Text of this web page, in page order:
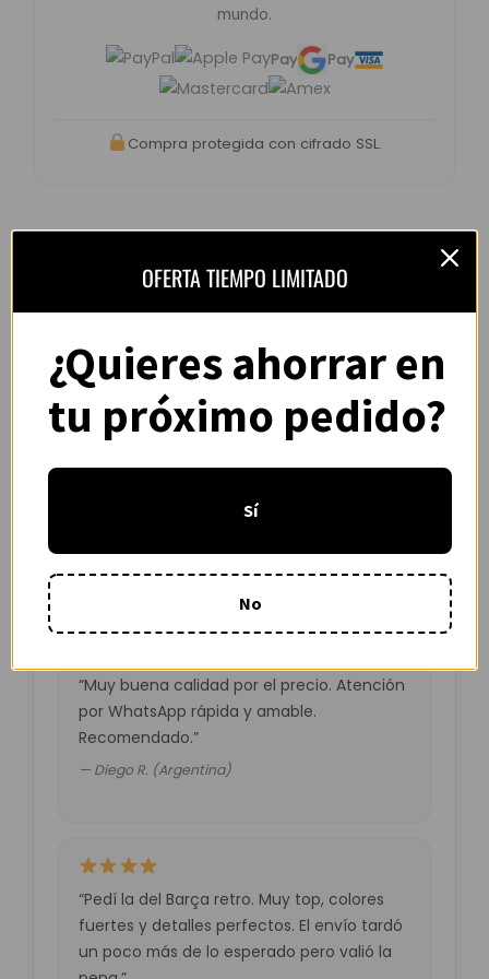
mundo.
Pay Pay
Compra protegida con cifrado SSL.
Opiniones de clientes –
CamisYou
4.8 / 5basado en
1.240
opiniones
“Camiseta mejor de lo esperado. El envío
tardó unos días pero llegó perfecta.
Volveré a comprar seguro.”
— Laura M. (España)
“Muy buena calidad por el precio. Atención
por WhatsApp rápida y amable.
Recomendado.”
— Diego R. (Argentina)
“Pedí la del Barça retro. Muy top, colores
fuertes y detalles perfectos. El envío tardó
un poco más de lo esperado pero valió la
OFERTA TIEMPO LIMITADO
¿Quieres ahorrar en
tu próximo pedido?
Sí
No